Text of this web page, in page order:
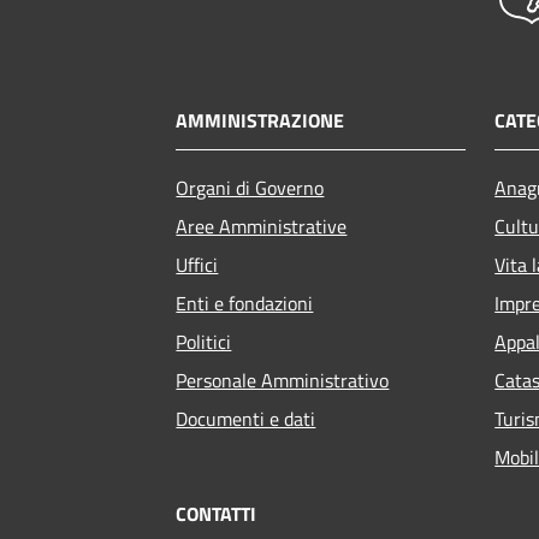
AMMINISTRAZIONE
Organi di Governo
Aree Amministrative
Uffici
Enti e fondazioni
Politici
Personale Amministrativo
Documenti e dati
Vita
CONTATTI